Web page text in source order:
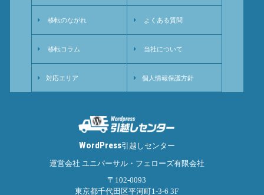
移転のながれ よくある質問
移転コラム 当社について
対応エリア 個人情報保護方針
WordPress引越しセンター
運営会社 ユニバーサル・フェローズ有限会社
〒102-0093
東京都千代田区平河町1-3-6 3F